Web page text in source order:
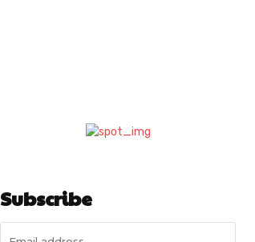
Subscribe